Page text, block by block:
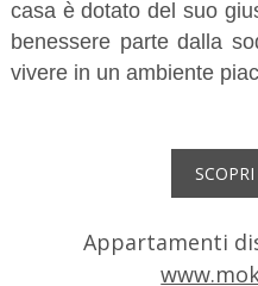
VILLE OASIS
casa è dotato del suo
benessere parte dalla
vivere in un ambiente
Appartamenti